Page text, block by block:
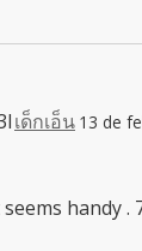
เด็กเอ็น 13 de
handy .